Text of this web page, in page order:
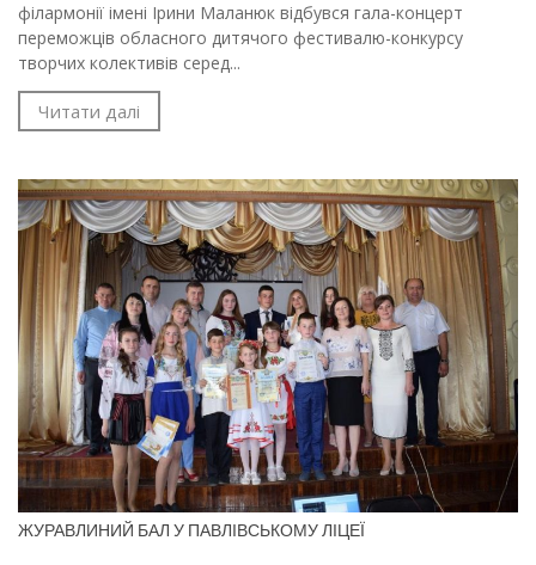
філармонії імені Ірини Маланюк відбувся гала-концерт
переможців обласного дитячого фестивалю-конкурсу
творчих колективів серед...
Читати далі
ЖУРАВЛИНИЙ БАЛ У ПАВЛІВСЬКОМУ ЛІЦЕЇ